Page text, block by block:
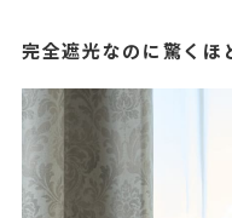
完全遮光なのに驚くほ